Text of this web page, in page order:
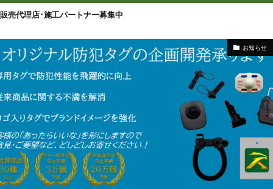
販売代理店･施工パートナー募集中
お知らせ